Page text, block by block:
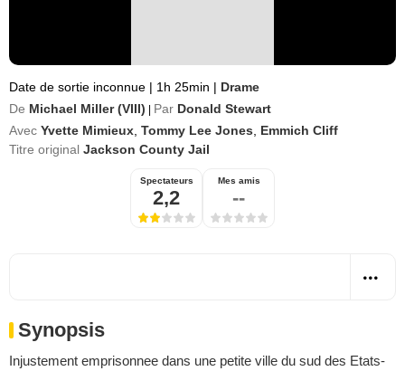
Date de sortie inconnue | 1h 25min | Drame
De Michael Miller (VIII) Par Donald Stewart
Avec Yvette Mimieux Tommy Lee Jones
Emmich Cliff
Titre original Jackson County Jail
Spectateurs
2,2
Mes amis
--
Synopsis
Injustement emprisonnee dans une petite ville du sud des Etats-